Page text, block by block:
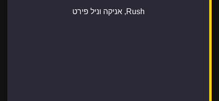
Rush, אניקה וניל פירט